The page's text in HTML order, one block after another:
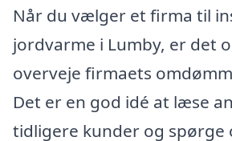
Når du vælger et firma til
jordvarme i Lumby, er det
overveje firmaets
Det er en god idé at læse
tidligere kunder og spørge